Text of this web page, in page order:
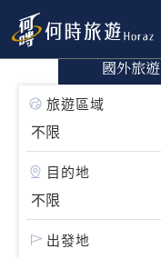
國外旅遊
旅遊區域
目的地
出發地